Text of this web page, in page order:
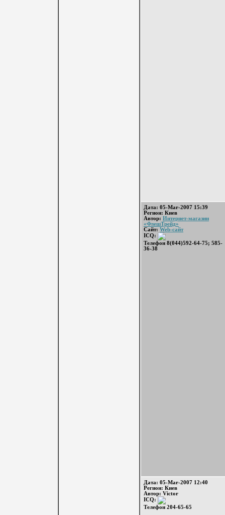
Дата: 05-Mar-2007 15:39
Регион: Киев
Автор: Интернет-магазин
«ФлешТрейд»
Сайт: Web-сайт
ICQ:
Телефон 8(044)592-64-75; 585-
36-38
Дата: 05-Mar-2007 12:40
Регион: Киев
Автор: Victor
ICQ:
Телефон 204-65-65